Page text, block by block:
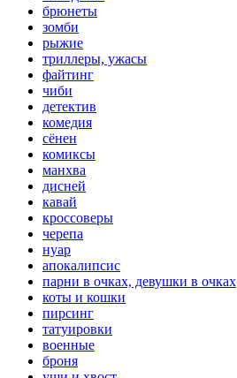
брюнеты
зомби
рыжие
триллеры, ужасы
файтинг
чиби
детектив
комедия
сёнен
комиксы
манхва
дисней
кавай
кроссоверы
черепа
нуар
апокалипсис
парни в очках, девушки в очках
коты и кошки
пирсинг
татуировки
военные
броня